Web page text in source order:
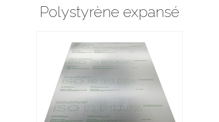
Polystyrène expansé